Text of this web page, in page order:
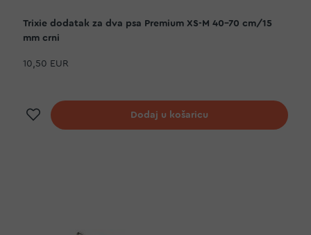
Trixie dodatak za dva psa Premium XS-M 40-70 cm/15
mm crni
10,50 EUR
Dodaj na listu želja
Dodaj u košaricu